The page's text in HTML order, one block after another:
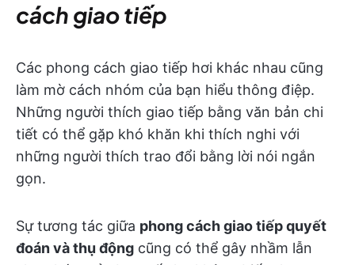
cách giao tiếp
Các phong cách giao tiếp hơi khác nhau cũng
làm mờ cách nhóm của bạn hiểu thông điệp.
Những người thích giao tiếp bằng văn bản chi
tiết có thể gặp khó khăn khi thích nghi với
những người thích trao đổi bằng lời nói ngắn
gọn.
Sự tương tác giữa phong cách giao tiếp quyết
đoán và thụ động cũng có thể gây nhầm lẫn